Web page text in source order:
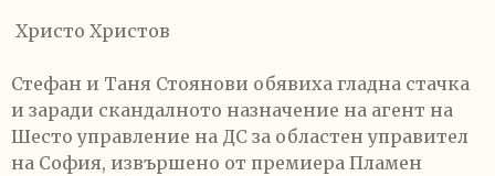
Христо Христов
Стефан и Таня Стоянови обявиха гладна стачка
и заради скандалното назначение на агент на
Шесто управление на ДС за областен управител
на София, извършено от премиера Пламен